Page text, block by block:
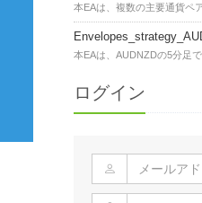
本EAは、複数の主要通貨ペ
本EAは、AUDNZDの5分足
ログイン